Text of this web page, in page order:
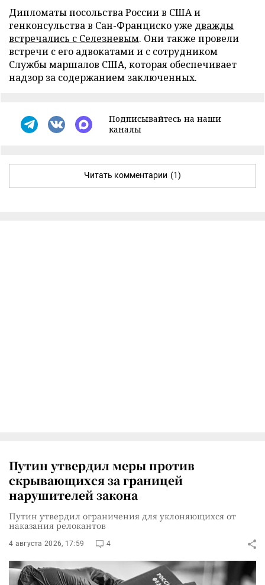
Дипломаты посольства России в США и
генконсульства в Сан-Франциско уже дважды
встречались с Селезневым. Они также провели
встречи с его адвокатами и с сотрудником
Службы маршалов США, которая обеспечивает
надзор за содержанием заключенных.
Подписывайтесь на наши
каналы
Читать комментарии (1)
Путин утвердил меры против
скрывающихся за границей
нарушителей закона
Путин утвердил ограничения для уклоняющихся от
наказания релокантов
4 августа 2026, 17:59 4